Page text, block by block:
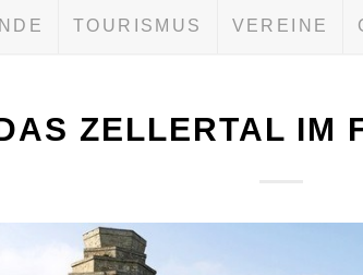
TOURISMUS VEREINE
ZELLERTAL IM